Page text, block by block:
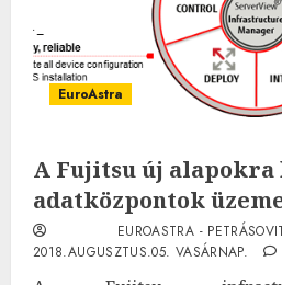
EuroAstra
A Fujitsu új alapokra
adatközpontok
EUROASTRA -
2018.AUGUSZTUS.05. VASÁRNAP.